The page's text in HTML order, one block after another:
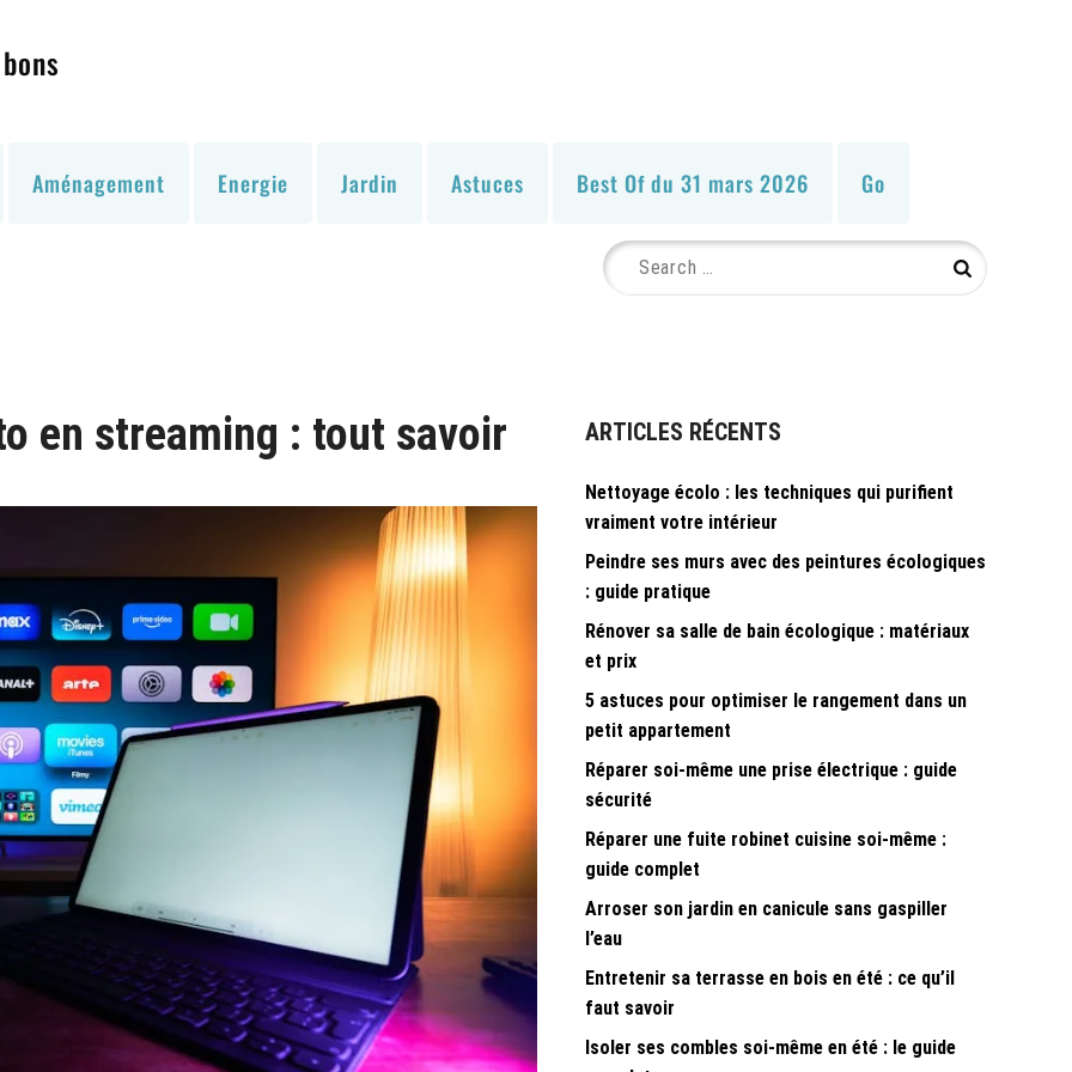
Aménagement Energie Jardin Astuces Best Of du 31 mars 2026 Go
Search
for:
Search
en streaming : tout savoir ARTICLES RÉCENTS
Nettoyage écolo : les techniques qui purifient
vraiment votre intérieur
Peindre ses murs avec des peintures écologiques
: guide pratique
Rénover sa salle de bain écologique : matériaux
et prix
5 astuces pour optimiser le rangement dans un
petit appartement
Réparer soi-même une prise électrique : guide
sécurité
Réparer une fuite robinet cuisine soi-même :
guide complet
Arroser son jardin en canicule sans gaspiller
l’eau
Entretenir sa terrasse en bois en été : ce qu’il
faut savoir
Isoler ses combles soi-même en été : le guide